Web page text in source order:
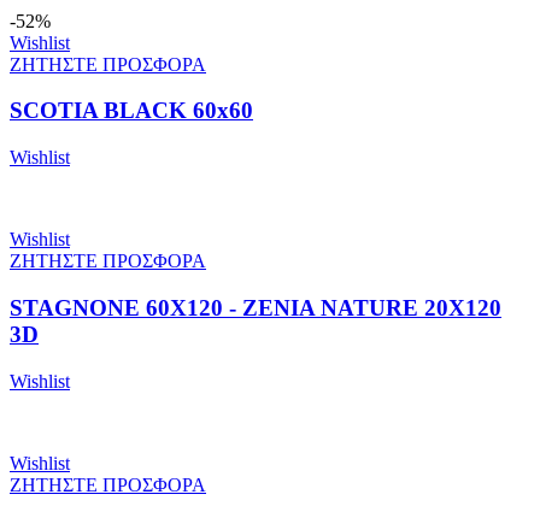
-52%
Wishlist
ΖΗΤΗΣΤΕ ΠΡΟΣΦΟΡΑ
SCOTIA BLACK 60x60
Wishlist
Wishlist
ΖΗΤΗΣΤΕ ΠΡΟΣΦΟΡΑ
STAGNONE 60X120 - ZENIA NATURE 20X120
3D
Wishlist
Wishlist
ΖΗΤΗΣΤΕ ΠΡΟΣΦΟΡΑ